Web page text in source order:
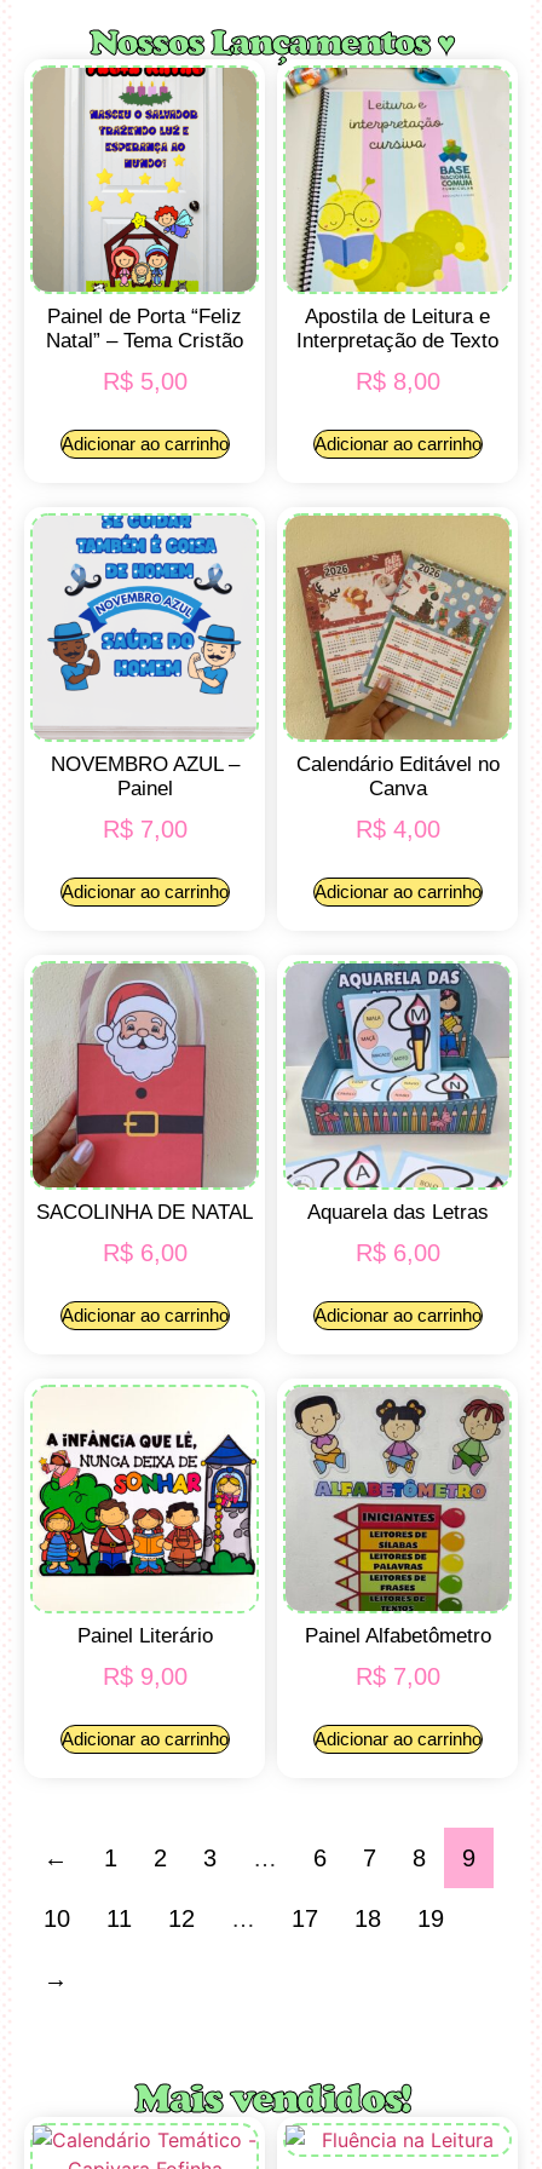
Nossos Lançamentos ♥
Painel de Porta “Feliz
Natal” – Tema Cristão
R$5,00
Adicionar ao carrinho
Apostila de Leitura e
Interpretação de Texto
R$8,00
Adicionar ao carrinho
NOVEMBRO AZUL –
Painel
R$7,00
Adicionar ao carrinho
Calendário Editável no
Canva
R$4,00
Adicionar ao carrinho
SACOLINHA DE NATAL
R$6,00
Adicionar ao carrinho
Aquarela das Letras
R$6,00
Adicionar ao carrinho
Painel Literário
R$9,00
Adicionar ao carrinho
Painel Alfabetômetro
R$7,00
Adicionar ao carrinho
← 1 2 3 … 6 7 8 9
10 11 12 … 17 18 19
→
Mais vendidos!